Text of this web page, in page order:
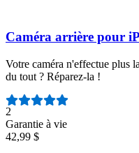
Caméra arrière pour
Votre caméra n'effectue plus
du tout ? Réparez-la !
Nombre d'avis :
2
Garantie à vie
42,99 $